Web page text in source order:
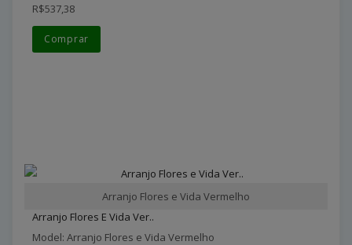
R$537,38
Comprar
Arranjo Flores e Vida Vermelho
Arranjo Flores E Vida Ver..
Model: Arranjo Flores e Vida Vermelho